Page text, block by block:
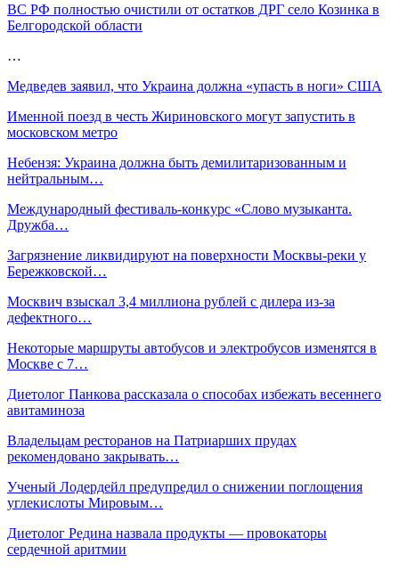
ВС РФ полностью очистили от остатков ДРГ село Козинка в
Белгородской области
…
Медведев заявил, что Украина должна «упасть в ноги» США
Именной поезд в честь Жириновского могут запустить в
московском метро
Небензя: Украина должна быть демилитаризованным и
нейтральным…
Международный фестиваль-конкурс «Слово музыканта.
Дружба…
Загрязнение ликвидируют на поверхности Москвы-реки у
Бережковской…
Москвич взыскал 3,4 миллиона рублей с дилера из-за
дефектного…
Некоторые маршруты автобусов и электробусов изменятся в
Москве с 7…
Диетолог Панкова рассказала о способах избежать весеннего
авитаминоза
Владельцам ресторанов на Патриарших прудах
рекомендовано закрывать…
Ученый Лодердейл предупредил о снижении поглощения
углекислоты Мировым…
Диетолог Редина назвала продукты — провокаторы
сердечной аритмии